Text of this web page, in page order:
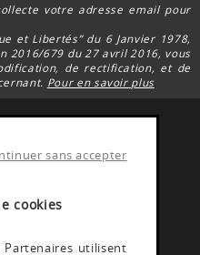
cookies
sans accepter
Partenaires utilisent
votre adresse email pour
et Libertés” du 6 Janvier 1978,
2016/679 du 27 avril 2016, vous
de rectification, et de
Pour en savoir plus
DARTY
Darty Réunion
DARTY